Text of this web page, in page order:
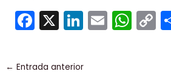
F
a
c
X Li
n
k
E
m
W
h
C
o
← Entrada anterior